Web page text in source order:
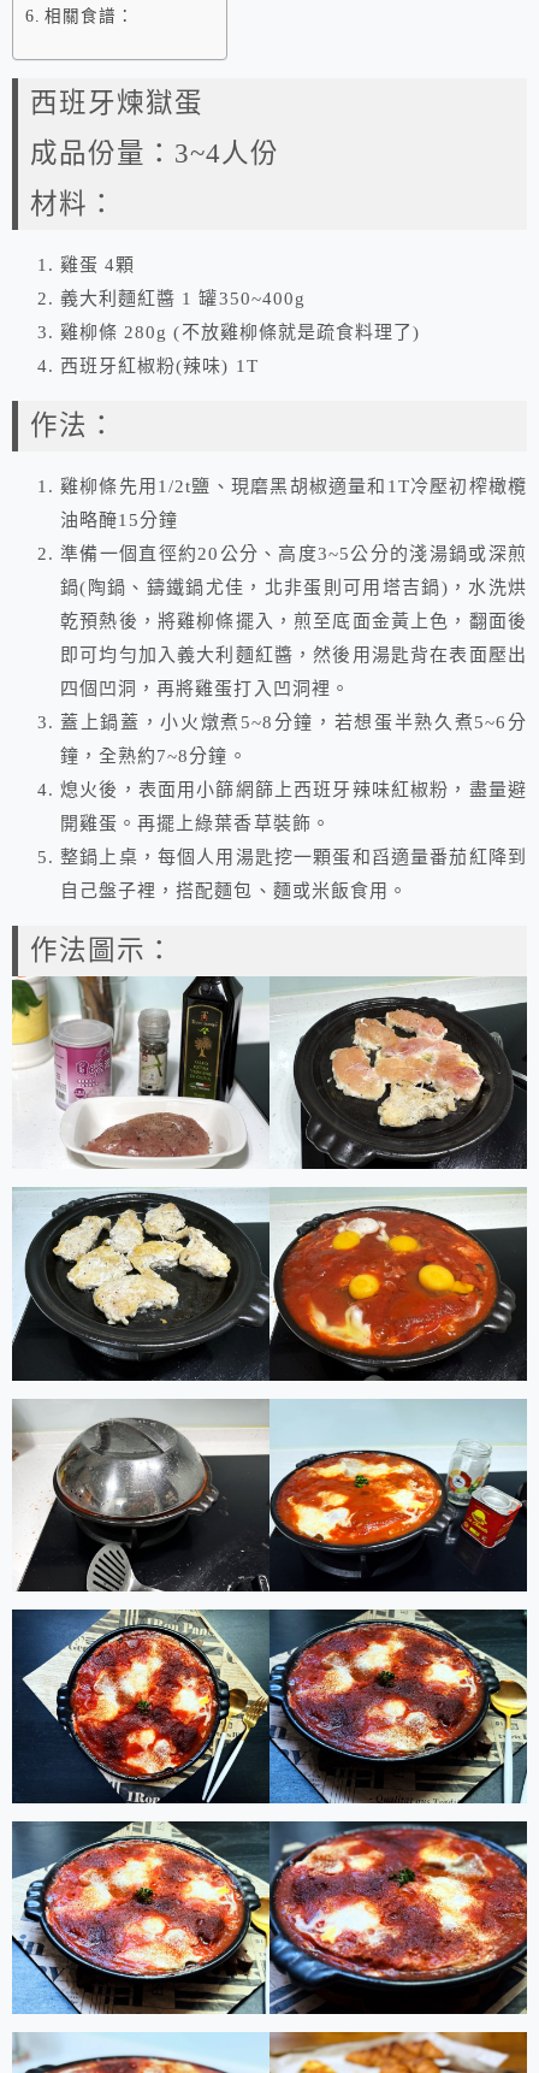
相關食譜：
西班牙煉獄蛋
成品份量：3~4人份
材料：
雞蛋 4顆
義大利麵紅醬 1 罐350~400g
雞柳條 280g (不放雞柳條就是疏食料理了)
西班牙紅椒粉(辣味) 1T
作法：
雞柳條先用1/2t鹽、現磨黑胡椒適量和1T冷壓初榨橄欖
油略醃15分鐘
準備一個直徑約20公分、高度3~5公分的淺湯鍋或深煎
鍋(陶鍋、鑄鐵鍋尤佳，北非蛋則可用塔吉鍋)，水洗烘
乾預熱後，將雞柳條擺入，煎至底面金黃上色，翻面後
即可均勻加入義大利麵紅醬，然後用湯匙背在表面壓出
四個凹洞，再將雞蛋打入凹洞裡。
蓋上鍋蓋，小火燉煮5~8分鐘，若想蛋半熟久煮5~6分
鐘，全熟約7~8分鐘。
熄火後，表面用小篩網篩上西班牙辣味紅椒粉，盡量避
開雞蛋。再擺上綠葉香草裝飾。
整鍋上桌，每個人用湯匙挖一顆蛋和舀適量番茄紅降到
自己盤子裡，搭配麵包、麵或米飯食用。
作法圖示：